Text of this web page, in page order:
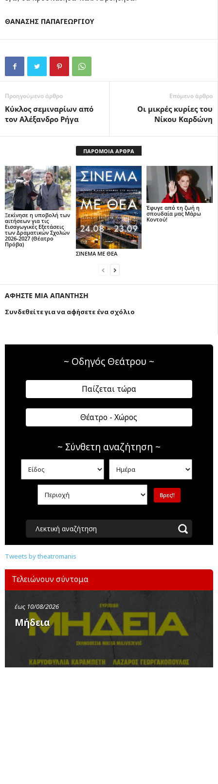
ΘΑΝΑΣΗΣ ΠΑΠΑΓΕΩΡΓΙΟΥ
Προηγούμενο άρθρο
Κύκλος σεμιναρίων από
τον Αλέξανδρο Ρήγα
Επόμενο άρθρο
Οι μικρές κυρίες του
Νίκου Καρδώνη
ΠΑΡΟΜΟΙΑ ΑΡΘΡΑ
Ξεκίνησε η υποβολή των
αιτήσεων για τις
Εισαγωγικές Εξετάσεις
των Δραματικών Σχολών
2026-2027 (Θέατρο
Πρόβα)
ΣΙΝΕΜΑ ΜΕ ΘΕΑ
Έφυγε από τη ζωή η
σπουδαία μας Μάρω
Κοντού!
ΑΦΗΣΤΕ ΜΙΑ ΑΠΑΝΤΗΣΗ
Συνδεθείτε για να αφήσετε ένα σχόλιο
~ Οδηγός Θεάτρου ~
Παίζεται τώρα
Θέατρο - Χώρος
~ Σύνθετη αναζήτηση ~
Λεκτική αναζήτηση
Tweets by theatromanis
Τελειώνουν σύντομα
έως 10/08/2026
Μήδεια